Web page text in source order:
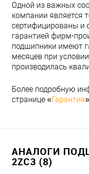
Одной из важных
компании является
сертифицированы и
гарантией фирм-
подшипники имеют
месяцев при
производилась
Более подробную
странице «Гарантия»
АНАЛОГИ
2ZC3 (8)